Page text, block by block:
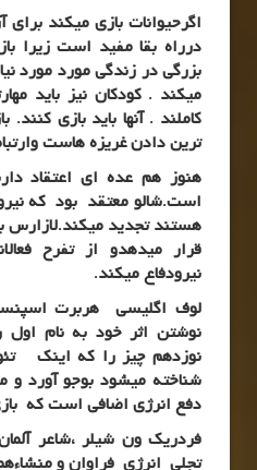
اگرحیوانات بازی میکند
درراه بقا مفید است زیرا
بزرگی در زندگی مورد مورد
میکند . کودکان نیز باید
کاملند . آنها باید بازی
ترین دادن غریزه هاست
هنوز هم عده ای اعتقاد
است.شالو معتقد بود که
هستند تجدید میکند.لازارس
قرار میدهدو از تفرح
نیرودفاع میکند.
نوشتن اثر خود به نام
نوزدهم چیز را که اینک
شناخته میشود بوجو آورد و
دفع انرژی اضافی است که
فردریک ون شیلر ،شاعر
تجلی انرژی فراوان و